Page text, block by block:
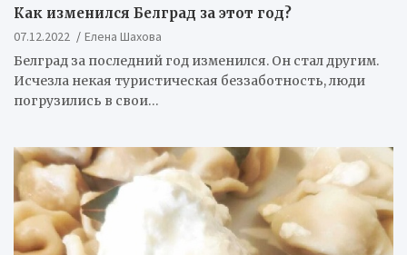
Как изменился Белград за этот год?
07.12.2022
Елена Шахова
Белград за последний год изменился. Он стал другим.
Исчезла некая туристическая беззаботность, люди
погрузились в свои…